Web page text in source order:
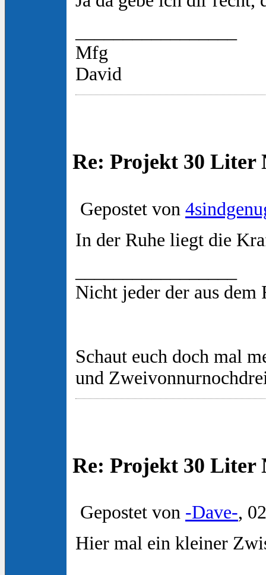
Mfg
David
Re: Projekt 30 Liter
Gepostet von
In der Ruhe liegt die
Nicht jeder der aus
Schaut euch doch mal
und
Re: Projekt 30 Liter
Gepostet von -Dave-,
Hier mal ein kleiner